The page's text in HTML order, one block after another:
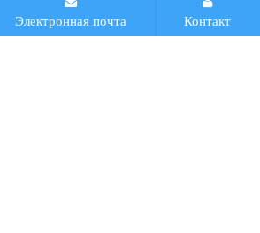
Электронная почта Контакт